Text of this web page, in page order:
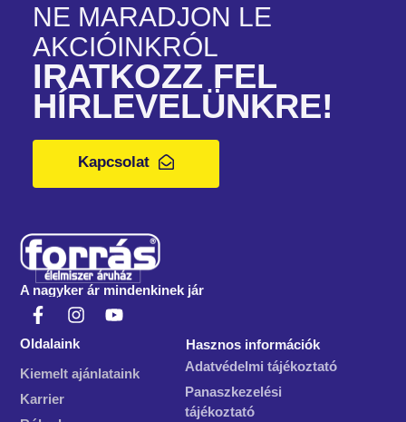
NE MARADJON LE
AKCIÓINKRÓL
IRATKOZZ FEL
HÍRLEVELÜNKRE!
Kapcsolat
A nagyker ár mindenkinek jár
Oldalaink
Kiemelt ajánlataink
Karrier
Hasznos információk
Adatvédelmi tájékoztató
Panaszkezelési
tájékoztató